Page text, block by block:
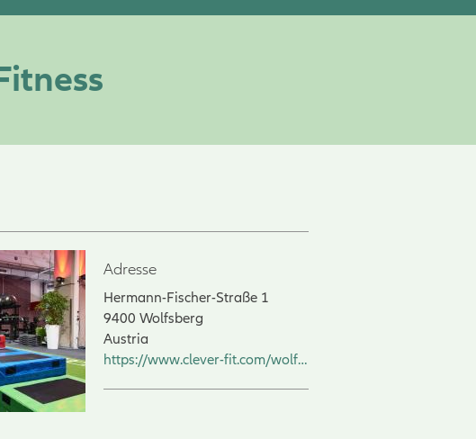
Adresse
Hermann-Fischer-Straße 1
9400 Wolfsberg
Austria
https://www.clever-fit.com/wolfsberg/